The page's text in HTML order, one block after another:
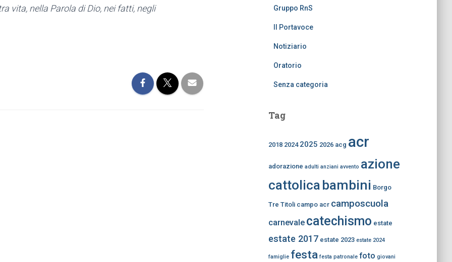
vita, nella Parola di Dio, nei fatti, negli
Gruppo RnS
Il Portavoce
Notiziario
Oratorio
Senza categoria
Tag
2018 2024 2025 2026 acg acr
adorazione adulti anziani avvento azione
cattolica bambini Borgo
Tre Titoli campo acr camposcuola
carnevale catechismo estate
estate 2017 estate 2023 estate 2024
famiglie festa festa patronale foto giovani